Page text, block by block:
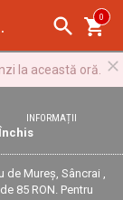
0
la această oră.
INFORMAȚII
Închis
de Mureș, Sâncrai ,
85 RON. Pentru